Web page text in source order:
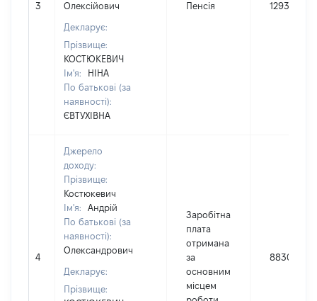
3
Олексійович
Декларує:
Прізвище:
КОСТЮКЕВИЧ
Ім'я:
НІНА
По батькові (за
наявності):
ЄВТУХІВНА
Пенсія 12936
4
Джерело
доходу:
Прізвище:
Костюкевич
Ім'я:
Андрій
По батькові (за
наявності):
Олександрович
Декларує:
Прізвище:
Заробітна
плата
отримана
за
основним
місцем
88304